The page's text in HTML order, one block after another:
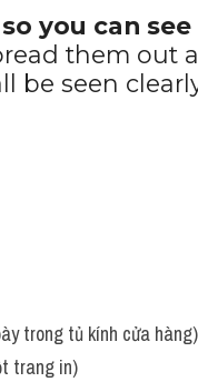
you can see
them out
be seen
trong tủ kính cửa hàng)
trang in)